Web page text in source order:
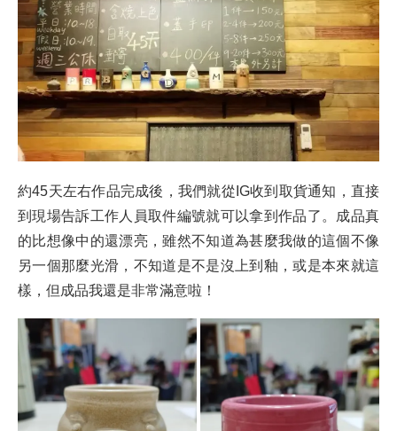
約45天左右作品完成後，我們就從IG收到取貨通知，直接
到現場告訴工作人員取件編號就可以拿到作品了。成品真
的比想像中的還漂亮，雖然不知道為甚麼我做的這個不像
另一個那麼光滑，不知道是不是沒上到釉，或是本來就這
樣，但成品我還是非常滿意啦！